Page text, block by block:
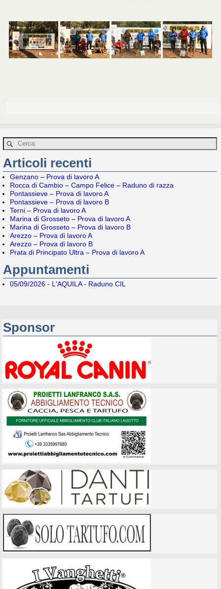
Articoli recenti
Genzano – Prova di lavoro A
Rocca di Cambio – Campo Felice – Raduno di razza
Pontassieve – Prova di lavoro A
Pontassieve – Prova di lavoro B
Terni – Prova di lavoro A
Marina di Grosseto – Prova di lavoro A
Marina di Grosseto – Prova di lavoro B
Arezzo – Prova di lavoro A
Arezzo – Prova di lavoro B
Prata di Principato Ultra – Prova di lavoro A
Appuntamenti
05/09/2026 - L'AQUILA - Raduno CIL
Sponsor